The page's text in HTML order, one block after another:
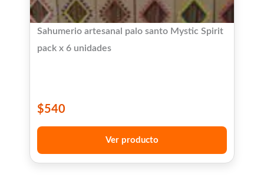
Sahumerio artesanal palo santo Mystic Spirit
pack x 6 unidades
$540
Ver producto